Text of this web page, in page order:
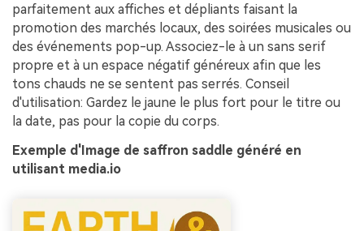
parfaitement aux affiches et dépliants faisant la
promotion des marchés locaux, des soirées musicales ou
des événements pop-up. Associez-le à un sans serif
propre et à un espace négatif généreux afin que les
tons chauds ne se sentent pas serrés. Conseil
d'utilisation: Gardez le jaune le plus fort pour le titre ou
la date, pas pour la copie du corps.
Exemple d'Image de saffron saddle généré en
utilisant media.io